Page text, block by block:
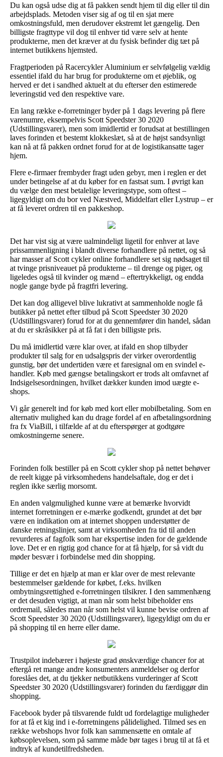
Du kan også udse dig at få pakken sendt hjem til dig eller til din
arbejdsplads. Metoden viser sig af og til en sjat mere
omkostningsfuld, men derudover ekstremt let gængelig. Den
billigste fragttype vil dog til enhver tid være selv at hente
produkterne, men det kræver at du fysisk befinder dig tæt på
internet butikkens hjemsted.
Fragtperioden på Racercykler Aluminium er selvfølgelig vældig
essentiel ifald du har brug for produkterne om et øjeblik, og
herved er det i sandhed aktuelt at du efterser den estimerede
leveringstid ved den respektive vare.
En lang række e-forretninger byder på 1 dags levering på flere
varenumre, eksempelvis Scott Speedster 30 2020
(Udstillingsvarer), men som imidlertid er forudsat at bestillingen
laves forinden et bestemt klokkeslæt, så at de højst sandsynligt
kan nå at få pakken ordnet forud for at de logistikansatte tager
hjem.
Flere e-firmaer frembyder fragt uden gebyr, men i reglen er det
under betingelse af at du køber for en fastsat sum. I øvrigt kan
du vælge den mest betalelige leveringstype, som oftest –
ligegyldigt om du bor ved Næstved, Middelfart eller Lystrup – er
at få leveret ordren til en pakkeshop.
Det har vist sig at være ualmindeligt ligetil for enhver at lave
prissammenligning i blandt diverse forhandlere på nettet, og så
har masser af Scott cykler online forhandlere set sig nødsaget til
at tvinge prisniveauet på produkterne – til drenge og piger, og
ligeledes også til kvinder og mænd – eftertrykkeligt, og endda
nogle gange byde på fragtfri levering.
Det kan dog alligevel blive lukrativt at sammenholde nogle få
butikker på nettet efter tilbud på Scott Speedster 30 2020
(Udstillingsvarer) forud for at du gennemfører din handel, sådan
at du er skråsikker på at få fat i den billigste pris.
Du må imidlertid være klar over, at ifald en shop tilbyder
produkter til salg for en udsalgspris der virker overordentlig
gunstig, bør det undertiden være et faresignal om en svindel e-
handler. Køb med gængse betalingskort er trods alt omfavnet af
Indsigelsesordningen, hvilket dækker kunden imod uægte e-
shops.
Vi går generelt ind for køb med kort eller mobilbetaling. Som en
alternativ mulighed kan du drage fordel af en afbetalingsordning
fra fx ViaBill, i tilfælde af at du efterspørger at godtgøre
omkostningerne senere.
Forinden folk bestiller på en Scott cykler shop på nettet behøver
de reelt kigge på virksomhedens handelsaftale, dog er det i
reglen ikke særlig morsomt.
En anden valgmulighed kunne være at bemærke hvorvidt
internet forretningen er e-mærke godkendt, grundet at det bør
være en indikation om at internet shoppen understøtter de
danske retningslinjer, samt at virksomheden fra tid til anden
revurderes af fagfolk som har ekspertise inden for de gældende
love. Det er en rigtig god chance for at få hjælp, for så vidt du
møder besvær i forbindelse med din shopping.
Tillige er det en hjælp at man er klar over de mest relevante
bestemmelser gældende for købet, f.eks. hvilken
ombytningsrettighed e-forretningen tilsikrer. I den sammenhæng
er det desuden vigtigt, at man når som helst bibeholder ens
ordremail, således man når som helst vil kunne bevise ordren af
Scott Speedster 30 2020 (Udstillingsvarer), ligegyldigt om du er
på shopping til en herre eller dame.
Trustpilot indebærer i højeste grad ønskværdige chancer for at
eftergå ret mange andre konsumenters anmeldelser og derfor
foreslåes det, at du tjekker netbutikkens vurderinger af Scott
Speedster 30 2020 (Udstillingsvarer) forinden du færdiggør din
shopping.
Facebook byder på tilsvarende fuldt ud fordelagtige muligheder
for at få et kig ind i e-forretningens pålidelighed. Tilmed ses en
række webshops hvor folk kan sammensætte en omtale af
købsoplevelsen, som på samme måde bør tages i brug til at få et
indtryk af kundetilfredsheden.